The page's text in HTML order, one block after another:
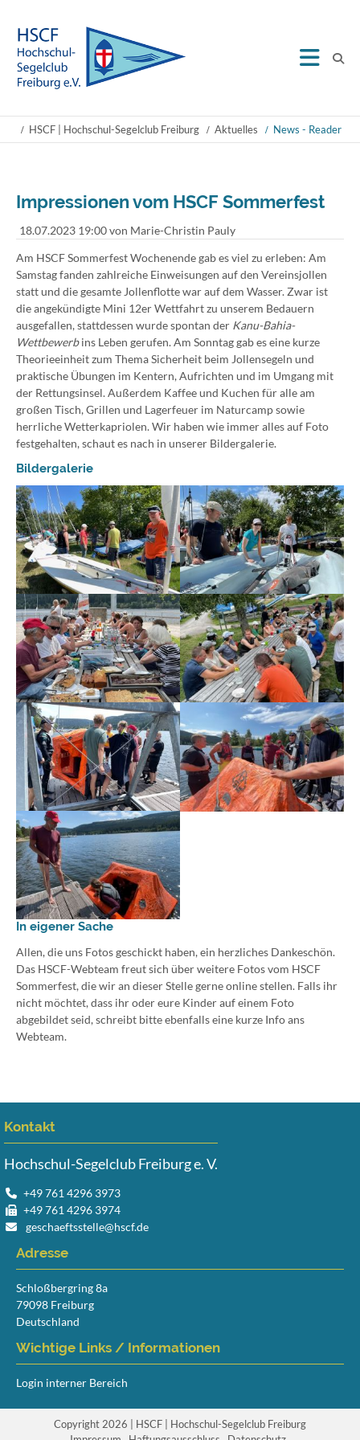
HSCF | Hochschul-Segelclub Freiburg Aktuelles News - Reader
Impressionen vom HSCF Sommerfest
18.07.2023 19:00von Marie-Christin Pauly
Am HSCF Sommerfest Wochenende gab es viel zu erleben: Am
Samstag fanden zahlreiche Einweisungen auf den Vereinsjollen
statt und die gesamte Jollenflotte war auf dem Wasser. Zwar ist
die angekündigte Mini 12er Wettfahrt zu unserem Bedauern
ausgefallen, stattdessen wurde spontan der Kanu-Bahia-
Wettbewerbins Leben gerufen. Am Sonntag gab es eine kurze
Theorieeinheit zum Thema Sicherheit beim Jollensegeln und
praktische Übungen im Kentern, Aufrichten und im Umgang mit
der Rettungsinsel. Außerdem Kaffee und Kuchen für alle am
großen Tisch, Grillen und Lagerfeuer im Naturcamp sowie
herrliche Wetterkapriolen. Wir haben wie immer alles auf Foto
festgehalten, schaut es nach in unserer Bildergalerie.
Bildergalerie
In eigener Sache
Allen, die uns Fotos geschickt haben, ein herzliches Dankeschön.
Das HSCF-Webteam freut sich über weitere Fotos vom HSCF
Sommerfest, die wir an dieser Stelle gerne online stellen. Falls ihr
nicht möchtet, dass ihr oder eure Kinder auf einem Foto
abgebildet seid, schreibt bitte ebenfalls eine kurze Info ans
Webteam.
Kontakt
Hochschul-Segelclub Freiburg e. V.
+49 761 4296 3973
+49 761 4296 3974
geschaeftsstelle@hscf.de
Adresse
Schloßbergring 8a
79098 Freiburg
Deutschland
Wichtige Links / Informationen
Login interner Bereich
Copyright 2026 | HSCF | Hochschul-Segelclub Freiburg